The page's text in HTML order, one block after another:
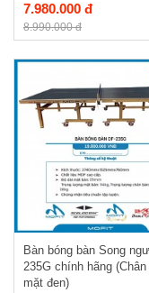
7.980.000 đ
8.990.000 đ
Bàn bóng bàn Song ngư
235G chính hãng
mặt đen)